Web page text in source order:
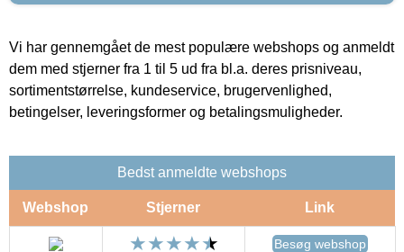
Vi har gennemgået de mest populære webshops og anmeldt
dem med stjerner fra 1 til 5 ud fra bl.a. deres prisniveau,
sortimentstørrelse, kundeservice, brugervenlighed,
betingelser, leveringsformer og betalingsmuligheder.
Bedst anmeldte webshops
Webshop Stjerner Link
Besøg webshop